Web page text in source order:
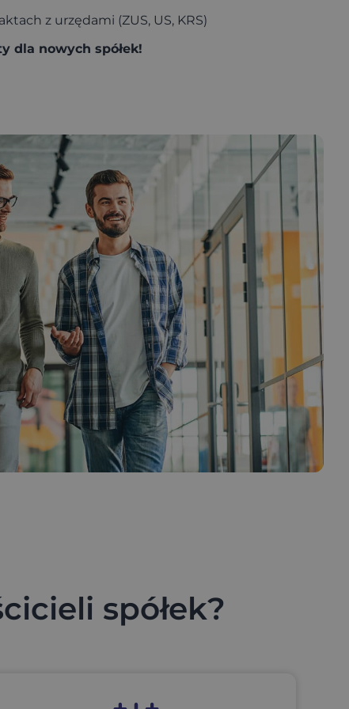
z urzędami (ZUS, US, KRS)
dla nowych spółek!
spółek?